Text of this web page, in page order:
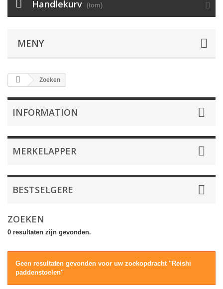
Handlekurv (tom)
MENY
Zoeken
INFORMATION
MERKELAPPER
BESTSELGERE
ZOEKEN
0 resultaten zijn gevonden.
Geen resultaten gevonden voor uw zoekopdracht "Reishi
paddenstoelen"